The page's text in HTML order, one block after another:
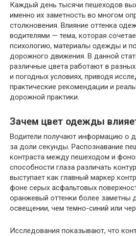
Каждый день тысячи пешеходов
именно их заметность во многом
столкновения. Влияние оттенка
водителями — тема, которая
психологию, материалы одежды и
дорожного движения. В данной
различные цвета работают в
и погодных условиях, приводя
практические рекомендации и
дорожной практики.
Зачем цвет одежды
Водители получают информацию о
за доли секунды. Распознавание
контраста между пешеходом и
способности глаза различать
выступает как главный маркер
фоне серых асфальтовых
оранжевый оттенки более заметны
освещении, чем темно-синий или
Исследования показывают, что